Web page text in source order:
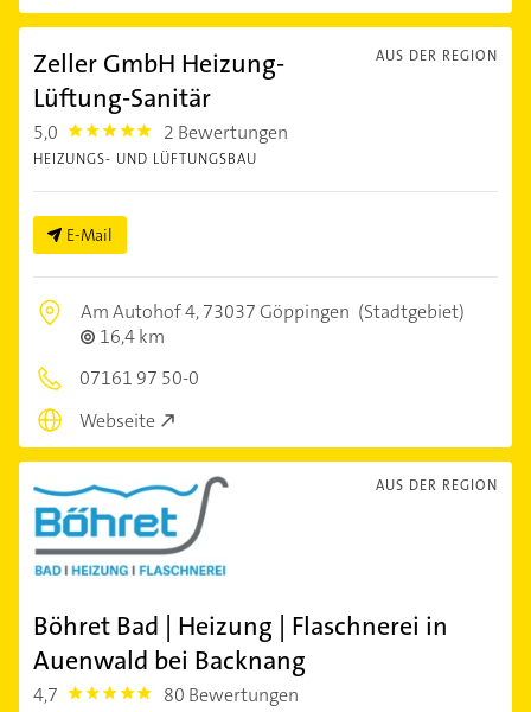
AUS DER REGION
Zeller GmbH Heizung-
Lüftung-Sanitär
5,0 5.0 2 Bewertungen
HEIZUNGS- UND LÜFTUNGSBAU
E-Mail
Am Autohof 4,73037 Göppingen (Stadtgebiet)
16,4 km
07161 97 50-0
Webseite
AUS DER REGION
Böhret Bad | Heizung | Flaschnerei in
Auenwald bei Backnang
4,7 4.7000003 80 Bewertungen